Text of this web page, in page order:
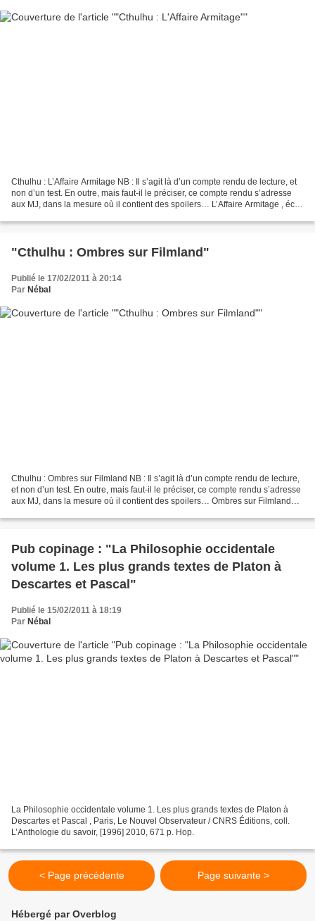
Cthulhu : L’Affaire Armitage NB : Il s’agit là d’un compte rendu de lecture, et
non d’un test. En outre, mais faut-il le préciser, ce compte rendu s’adresse
aux MJ, dans la mesure où il contient des spoilers… L’Affaire Armitage , écrit
"Cthulhu : Ombres sur Filmland"
Publié le 17/02/2011 à 20:14
Par Nébal
Cthulhu : Ombres sur Filmland NB : Il s’agit là d’un compte rendu de lecture,
et non d’un test. En outre, mais faut-il le préciser, ce compte rendu s’adresse
aux MJ, dans la mesure où il contient des spoilers… Ombres sur Filmland
Pub copinage : "La Philosophie occidentale
volume 1. Les plus grands textes de Platon à
Descartes et Pascal"
Publié le 15/02/2011 à 18:19
Par Nébal
La Philosophie occidentale volume 1. Les plus grands textes de Platon à
Descartes et Pascal , Paris, Le Nouvel Observateur / CNRS Éditions, coll.
L’Anthologie du savoir, [1996] 2010, 671 p. Hop.
< Page précédente Page suivante >
Hébergé par Overblog